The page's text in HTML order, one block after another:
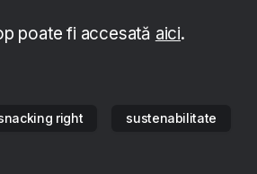
poate fi accesată aici.
right sustenabilitate